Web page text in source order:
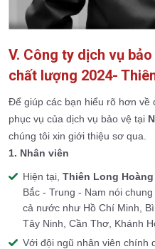
V. Công ty dịch vụ
chất lượng 2024-
Để giúp các bạn hiểu rõ hơn về
phục vụ của dịch vụ bảo vệ tại
chúng tôi xin giới thiệu sơ qua.
1. Nhân viên
Hiện tại, Thiên Long Hoàng
Bắc - Trung - Nam nói
cả nước như Hồ Chí Minh,
Tây Ninh, Cần Thơ, Khánh
Với đội ngũ nhân viên chính